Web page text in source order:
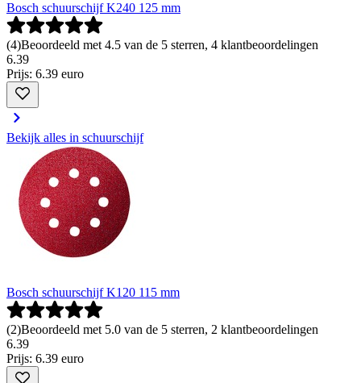
Bosch schuurschijf K240 125 mm
(4)Beoordeeld met 4.5 van de 5 sterren, 4 klantbeoordelingen
6.39
Prijs: 6.39 euro
Bekijk alles in schuurschijf
Bosch schuurschijf K120 115 mm
(2)Beoordeeld met 5.0 van de 5 sterren, 2 klantbeoordelingen
6.39
Prijs: 6.39 euro